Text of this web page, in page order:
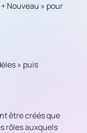
Nouveau » pour
» puis
être créés que
rôles auxquels